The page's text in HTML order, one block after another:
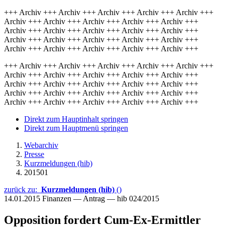
+++ Archiv +++ Archiv +++ Archiv +++ Archiv +++ Archiv +++
Archiv +++ Archiv +++ Archiv +++ Archiv +++ Archiv +++
Archiv +++ Archiv +++ Archiv +++ Archiv +++ Archiv +++
Archiv +++ Archiv +++ Archiv +++ Archiv +++ Archiv +++
Archiv +++ Archiv +++ Archiv +++ Archiv +++ Archiv +++
+++ Archiv +++ Archiv +++ Archiv +++ Archiv +++ Archiv +++
Archiv +++ Archiv +++ Archiv +++ Archiv +++ Archiv +++
Archiv +++ Archiv +++ Archiv +++ Archiv +++ Archiv +++
Archiv +++ Archiv +++ Archiv +++ Archiv +++ Archiv +++
Archiv +++ Archiv +++ Archiv +++ Archiv +++ Archiv +++
Direkt zum Hauptinhalt springen
Direkt zum Hauptmenü springen
Webarchiv
Presse
Kurzmeldungen (hib)
201501
zurück zu: Kurzmeldungen (hib) ()
14.01.2015 Finanzen — Antrag — hib 024/2015
Opposition fordert Cum-Ex-Ermittler